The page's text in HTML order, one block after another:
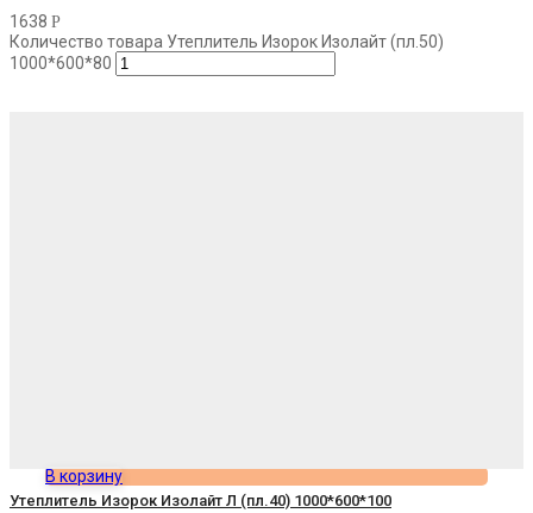
1638 Р
Количество товара Утеплитель Изорок Изолайт (пл.50)
1000*600*80
В корзину
Утеплитель Изорок Изолайт Л (пл.40) 1000*600*100